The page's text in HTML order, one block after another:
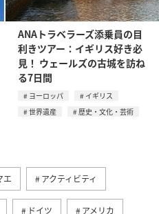
ANAトラベラーズ添乗員の目
利きツアー：イギリス好き必
見！ ウェールズの古城を訪ね
る7日間
ヨーロッパ
イギリス
世界遺産
歴史・文化・芸術
エ アクティビティ
ドイツ アメリカ